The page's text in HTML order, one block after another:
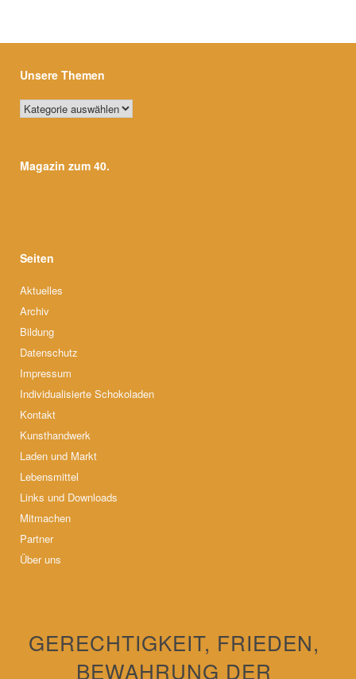
Unsere Themen
Unsere
Themen
Magazin zum 40.
Seiten
Aktuelles
Archiv
Bildung
Datenschutz
Impressum
Individualisierte Schokoladen
Kontakt
Kunsthandwerk
Laden und Markt
Lebensmittel
Links und Downloads
Mitmachen
Partner
Über uns
GERECHTIGKEIT, FRIEDEN,
BEWAHRUNG DER